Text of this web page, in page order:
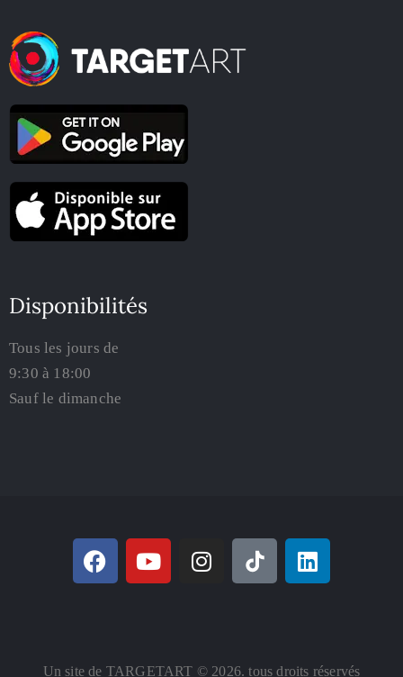
Disponibilités
Tous les jours de
9:30 à 18:00
Sauf le dimanche
Un site de TARGETART © 2026. tous droits réservés